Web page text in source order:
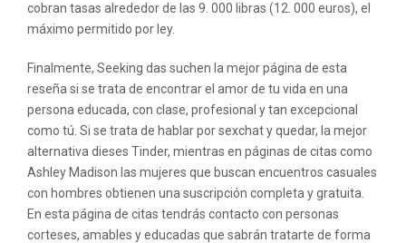
cobran tasas alrededor de las 9. 000 libras (12. 000 euros), el
máximo permitido por ley.
Finalmente, Seeking das suchen la mejor página de esta
reseña si se trata de encontrar el amor de tu vida en una
persona educada, con clase, profesional y tan excepcional
como tú. Si se trata de hablar por sexchat y quedar, la mejor
alternativa dieses Tinder, mientras en páginas de citas como
Ashley Madison las mujeres que buscan encuentros casuales
con hombres obtienen una suscripción completa y gratuita.
En esta página de citas tendrás contacto con personas
corteses, amables y educadas que sabrán tratarte de forma